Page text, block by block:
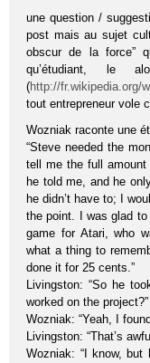
une question /
post mais au sujet
obscur de la force”
qu’étudiant, le
(http://fr.wikipedia.org/
tout entrepreneur vole
Wozniak raconte une
“Steve needed the
tell me the full
he told me, and he
he didn’t have to; I
the point. I was glad
game for Atari, who
what a thing to
done it for 25 cents.”
Livingston: “So he
worked on the project?”
Wozniak: “Yeah, I
Livingston: “That’s
Wozniak: “I know, but